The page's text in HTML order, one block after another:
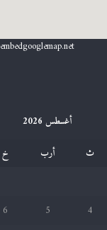
embedgooglemap.net
أغسطس 2026
ث أرب خ
4
5
6